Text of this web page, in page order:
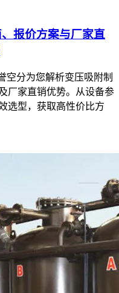
报价方案与厂家直
空分为您解析变压吸附制
厂家直销优势。从设备参
选型，获取高性价比方